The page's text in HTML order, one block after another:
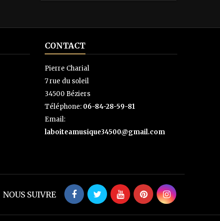
CONTACT
Pierre Charial
7 rue du soleil
34500 Béziers
Téléphone: 06-84-28-59-81
Email:
laboiteamusique34500@gmail.com
NOUS SUIVRE